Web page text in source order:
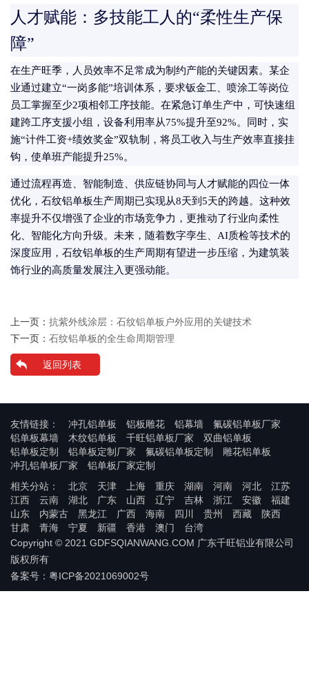
人才赋能：多技能工人的“柔性生产保
障”
在生产旺季，人员效率不足常成为制约产能的关键因素。某企
业通过建立“一岗多能”培训体系，要求钣金工、喷涂工等岗位
员工掌握至少2项相邻工序技能。在紧急订单生产中，可快速组
建跨工序支援小组，设备利用率从75%提升至92%。同时，实
施“计件工资+绩效奖金”双轨制，将员工收入与生产效率直接挂
钩，使单班产能提升25%。
通过流程再造、智能制造、供应链协同与人才赋能的四位一体
优化，石纹铝单板生产周期已实现从8天到5天的跨越。这种效
率提升不仅增强了企业的市场竞争力，更推动了行业向柔性
化、智能化方向升级。未来，随着数字孪生、AI质检等技术的
深度应用，石纹铝单板的生产周期有望进一步压缩，为建筑装
饰行业的高质量发展注入更强动能。
上一页： 抗紫外线涂层：石纹铝单板户外应用的关键技术
下一页： 石纹铝单板的全生命周期管理
返回列表
友情链接： 冲孔铝单板 铝板雕花 铝幕墙
氟碳铝单板厂家
铝单板幕墙
木纹铝单板 千旺铝单板厂家
双曲铝单板
铝单板定制
铝单板定制厂家 氟碳铝单板定制
雕花铝单板
冲孔铝单板厂家
铝单板厂家定制
相关分站：
北京 天津 上海 重庆 湖南 河南 河北
江苏
江西
云南 湖北 广东 山西 辽宁 吉林 浙江 安徽
福建
山东
内蒙古 黑龙江 广西 海南 四川 贵州 西藏
陕西
甘肃
青海 宁夏 新疆 香港 澳门
台湾
Copyright © 2021 GDFSQIANWANG.COM 广东千旺铝业有限公司
版权所有
备案号：粤ICP备2021069002号